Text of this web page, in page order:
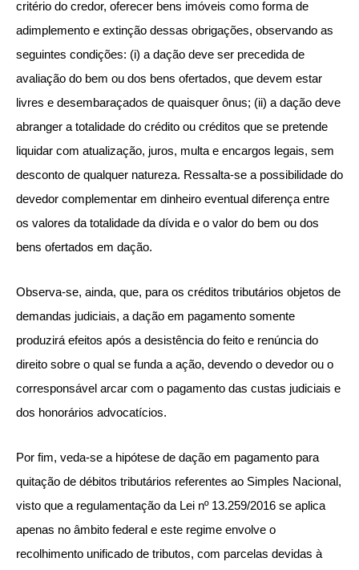
critério do credor, oferecer bens imóveis como forma de
adimplemento e extinção dessas obrigações, observando as
seguintes condições: (i) a dação deve ser precedida de
avaliação do bem ou dos bens ofertados, que devem estar
livres e desembaraçados de quaisquer ônus; (ii) a dação deve
abranger a totalidade do crédito ou créditos que se pretende
liquidar com atualização, juros, multa e encargos legais, sem
desconto de qualquer natureza. Ressalta-se a possibilidade do
devedor complementar em dinheiro eventual diferença entre
os valores da totalidade da dívida e o valor do bem ou dos
bens ofertados em dação.
Observa-se, ainda, que, para os créditos tributários objetos de
demandas judiciais, a dação em pagamento somente
produzirá efeitos após a desistência do feito e renúncia do
direito sobre o qual se funda a ação, devendo o devedor ou o
corresponsável arcar com o pagamento das custas judiciais e
dos honorários advocatícios.
Por fim, veda-se a hipótese de dação em pagamento para
quitação de débitos tributários referentes ao Simples Nacional,
visto que a regulamentação da Lei nº 13.259/2016 se aplica
apenas no âmbito federal e este regime envolve o
recolhimento unificado de tributos, com parcelas devidas à